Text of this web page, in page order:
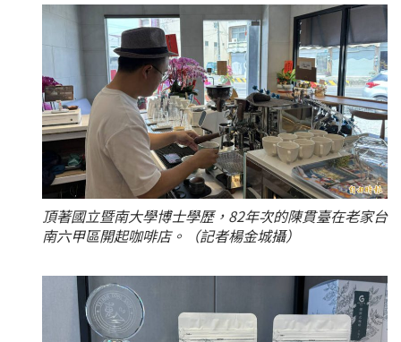
頂著國立暨南大學博士學歷，82年次的陳貫臺在老家台
南六甲區開起咖啡店。（記者楊金城攝）